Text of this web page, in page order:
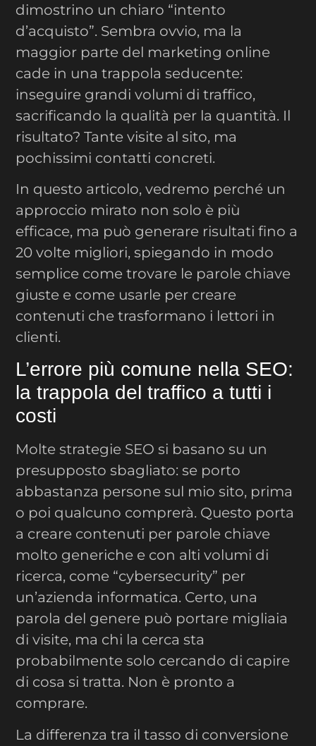
dimostrino un chiaro “intento
d’acquisto”. Sembra ovvio, ma la
maggior parte del marketing online
cade in una trappola seducente:
inseguire grandi volumi di traffico,
sacrificando la qualità per la quantità. Il
risultato? Tante visite al sito, ma
pochissimi contatti concreti.
In questo articolo, vedremo perché un
approccio mirato non solo è più
efficace, ma può generare risultati fino a
20 volte migliori, spiegando in modo
semplice come trovare le parole chiave
giuste e come usarle per creare
contenuti che trasformano i lettori in
clienti.
L’errore più comune nella SEO:
la trappola del traffico a tutti i
costi
Molte strategie SEO si basano su un
presupposto sbagliato: se porto
abbastanza persone sul mio sito, prima
o poi qualcuno comprerà. Questo porta
a creare contenuti per parole chiave
molto generiche e con alti volumi di
ricerca, come “cybersecurity” per
un’azienda informatica. Certo, una
parola del genere può portare migliaia
di visite, ma chi la cerca sta
probabilmente solo cercando di capire
di cosa si tratta. Non è pronto a
comprare.
La differenza tra il tasso di conversione